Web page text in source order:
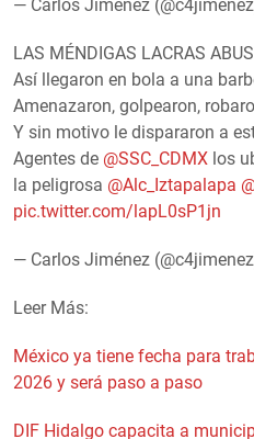
— Carlos Jiménez
LAS MÉNDIGAS LACRAS
Así llegaron en bola a una
Amenazaron, golpearon,
Y sin motivo le dispararon a
Agentes de @SSC_CDMX los
la peligrosa @Alc_Iztapalapa
pic.twitter.com/lapL0sP1jn
— Carlos Jiménez
Leer Más:
México ya tiene fecha para
2026 y será paso a paso
DIF Hidalgo capacita a